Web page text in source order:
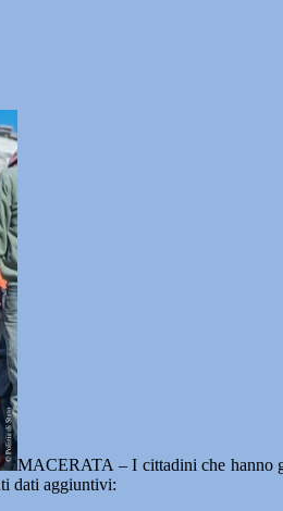
MACERATA – I cittadini che hanno
dati aggiuntivi: